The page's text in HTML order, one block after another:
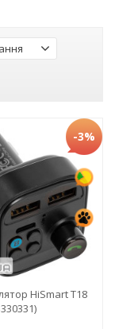
-3%
HiSmart T18